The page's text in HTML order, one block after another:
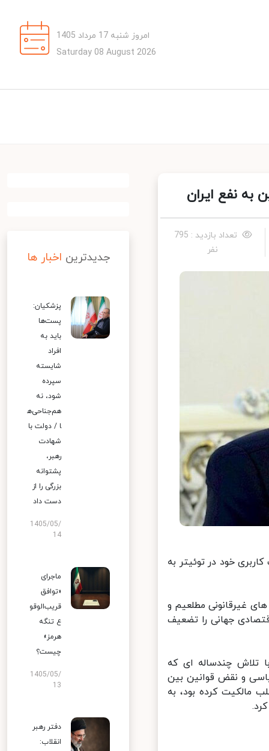
امروز شنبه 17 مرداد 1405
Saturday 08 August 2026
نفع ایران
تعداد بازدید : 795
نفر
خود در توئیتر به
غیرقانونی مطلعیم و
جهانی را تضعیف
تلاش چندساله ای که
که با انگیزه های سیاسی و نقض قوانین بین
در ⁧فیوچر بانک⁩ بحرین را سلب مالکیت کرده بود، به
جدیدترین اخبار ها
پزشکیان:
پست‌ها
باید به
افراد
شایسته
سپرده
شود، نه
هم‌جناحی‌ه
ا / دولت با
شهادت
رهبر،
پشتوانه
بزرگی را از
دست داد
1405/05/
14
ماجرای
«توافق
قریب‌الوقو
ع تنگه
هرمز»
چیست؟
1405/05/
13
دفتر رهبر
انقلاب: